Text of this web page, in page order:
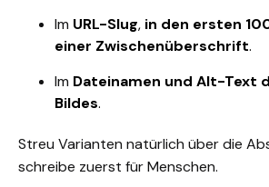
Im URL-Slug, in den ersten
einer Zwischenüberschrift.
Im Dateinamen und Alt-Text
Bildes.
Streu Varianten natürlich über die
schreibe zuerst für Menschen.